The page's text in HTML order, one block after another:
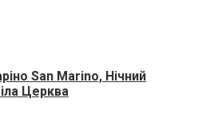
San Marino, Нічний
Церква